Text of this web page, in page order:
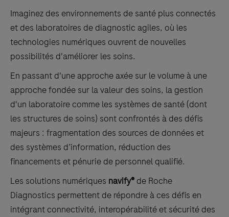
Imaginez des environnements de santé plus connectés
et des laboratoires de diagnostic agiles, où les
technologies numériques ouvrent de nouvelles
possibilités d'améliorer les soins.
En passant d'une approche axée sur le volume à une
approche fondée sur la valeur des soins, la gestion
d'un laboratoire comme les systèmes de santé (dont
les structures de soins) sont confrontés à des défis
majeurs : fragmentation des sources de données et
des systèmes d’information, réduction des
financements et pénurie de personnel qualifié.
Les solutions numériques navify® de Roche
Diagnostics permettent de répondre à ces défis en
intégrant connectivité, interopérabilité et sécurité des